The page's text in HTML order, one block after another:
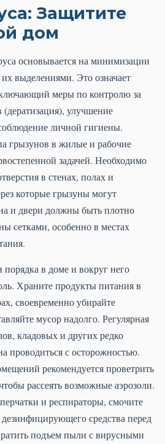
Защитите
дом
основывается на минимизации
выделениями. Это означает
меры по контролю за
улучшение
личной гигиены.
грызунов в жилые и рабочие
задачей. Необходимо
в стенах, полах и
которые грызуны могут
и двери должны быть плотно
сетками, особенно в местах
в доме и вокруг него
Храните продукты питания в
своевременно убирайте
мусор надолго. Регулярная
кладовых и других редко
проводиться с осторожностью.
рекомендуется проветрить
рассеять возможные аэрозоли.
и респираторы, смочите
средства перед
подъем пыли с вирусными